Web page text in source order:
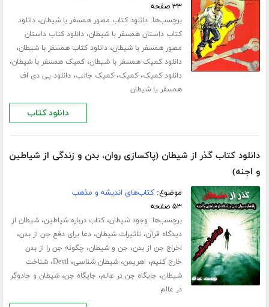
۳۳ صفحه
برچسب‌ها:دانلود کتاب مصور همسفر با شیطان،دانلود
کتاب داستان همسفر با شیطان،دانلود کتاب داستان
مصور همسفر با شیطان،دانلود کتاب همسفر با شیطان،
دانلود کمیک همسفر با شیطان،کمیک همسفر با شیطان،
دانلود کمیک،کمیک،کمیک جالب،دانلود پی دی اف
همسفر یا شیطان
دانلود کتاب
دانلود کتاب گذر از شیطان (پاکسازی روان، بدن و زندگی از شیاطین
و اجنه)
موضوع:کتاب‌های اندیشه و مذهب
۵۳ صفحه
برچسب‌ها: وجود شیطان،کتاب درباره شیاطین،شیطان از
دیدگاه قرآن، تاثیرات شیطان،دعا برای دفع جن از بدن،
اخراج جن از بدن، جن و شیطان، چگونه جن را از بدن
خارج کنیم، اهریمن،شیطان شناسی،Devil،شناخت
شیطان، جایگاه جن در عالم، جایگاه جن،شیطان و جادوگر
در عالم